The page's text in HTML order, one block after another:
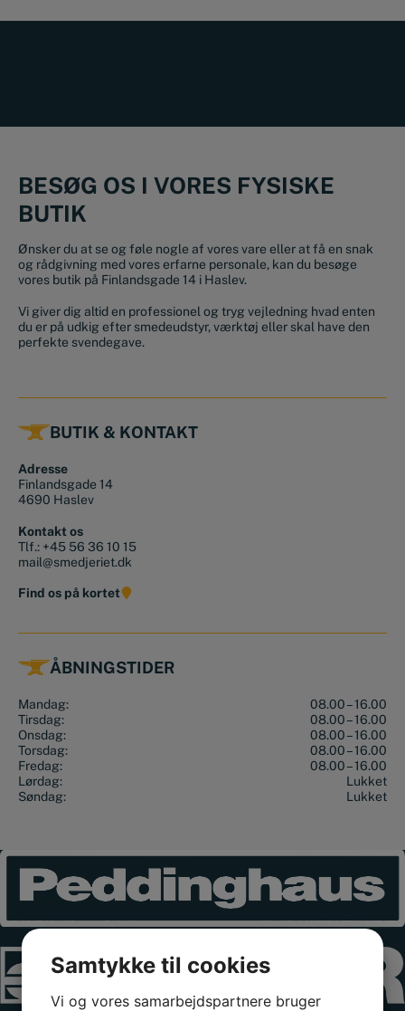
BESØG OS I VORES FYSISKE
BUTIK
Ønsker du at se og føle nogle af vores vare eller at få en snak
og rådgivning med vores erfarne personale, kan du besøge
vores butik på Finlandsgade 14 i Haslev.
Vi giver dig altid en professionel og tryg vejledning hvad enten
du er på udkig efter smedeudstyr, værktøj eller skal have den
perfekte svendegave.
BUTIK & KONTAKT
Adresse
Finlandsgade 14
4690 Haslev
Kontakt os
Tlf.: +45 56 36 10 15
mail@smedjeriet.dk
Find os på kortet
ÅBNINGSTIDER
Mandag:
08.00 – 16.00
Tirsdag:
08.00 – 16.00
Onsdag:
08.00 – 16.00
Torsdag:
08.00 – 16.00
Fredag:
08.00 – 16.00
Lørdag:
Lukket
Søndag:
Lukket
Samtykke til cookies
Vi og vores samarbejdspartnere bruger